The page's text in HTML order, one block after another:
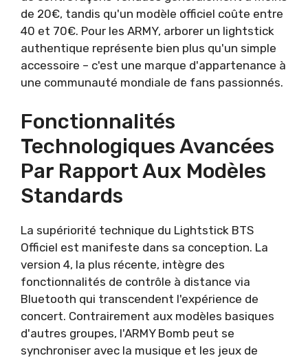
de 20€, tandis qu'un modèle officiel coûte entre
40 et 70€. Pour les ARMY, arborer un lightstick
authentique représente bien plus qu'un simple
accessoire – c'est une marque d'appartenance à
une communauté mondiale de fans passionnés.
Fonctionnalités
Technologiques Avancées
Par Rapport Aux Modèles
Standards
La supériorité technique du Lightstick BTS
Officiel est manifeste dans sa conception. La
version 4, la plus récente, intègre des
fonctionnalités de contrôle à distance via
Bluetooth qui transcendent l'expérience de
concert. Contrairement aux modèles basiques
d'autres groupes, l'ARMY Bomb peut se
synchroniser avec la musique et les jeux de